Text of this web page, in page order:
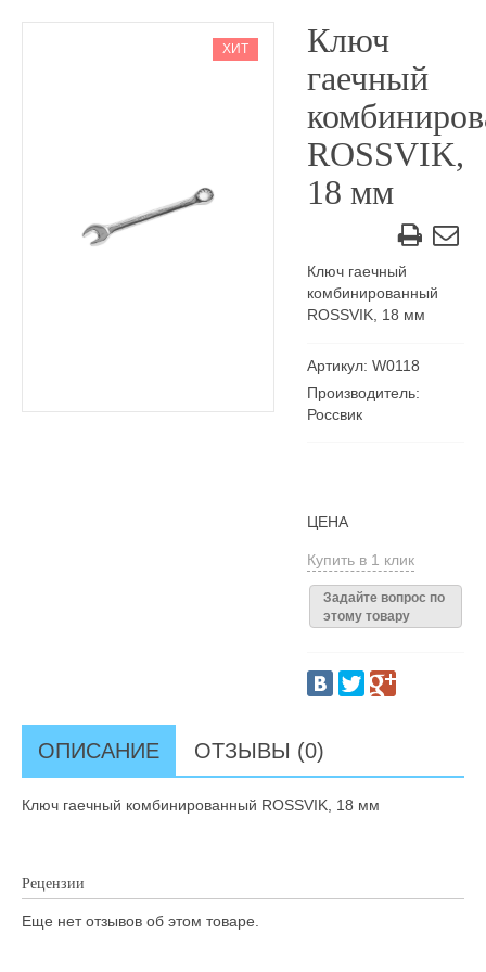
ХИТ
Ключ
гаечный
ROSSVIK,
18 мм
Ключ гаечный
комбинированный
ROSSVIK, 18 мм
Артикул: W0118
Производитель:
Россвик
ЦЕНА
Купить в 1 клик
Задайте вопрос по
этому товару
ОПИСАНИЕ ОТЗЫВЫ (0)
Ключ гаечный комбинированный ROSSVIK, 18 мм
Рецензии
Еще нет отзывов об этом товаре.